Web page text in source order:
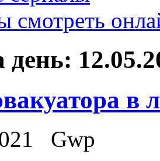
смотреть
день:
в
Gwp